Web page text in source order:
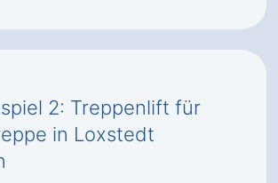
2: Treppenlift für
in Loxstedt